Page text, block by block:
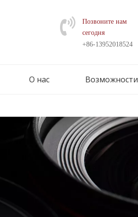
Позвоните нам
сегодня
+86-13952018524
О нас Возможности